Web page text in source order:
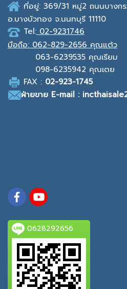
ที่อยู่: 369/31 หมู่2 ถนนบางก
อ.บางบัวทอง จ.นนทบุรี 11110
Tel: 02-9231746
มือถือ: 062-829-2656 คุณแต้ว
063-6239535 คุณเรียม
098-6235942 คุณเตย
FAX : 02-923-1745
ฝ่ายขาย E-mail :
0628292656